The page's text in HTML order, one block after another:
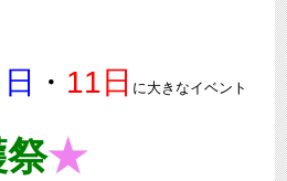
・ 11日 に大きなイベント
★